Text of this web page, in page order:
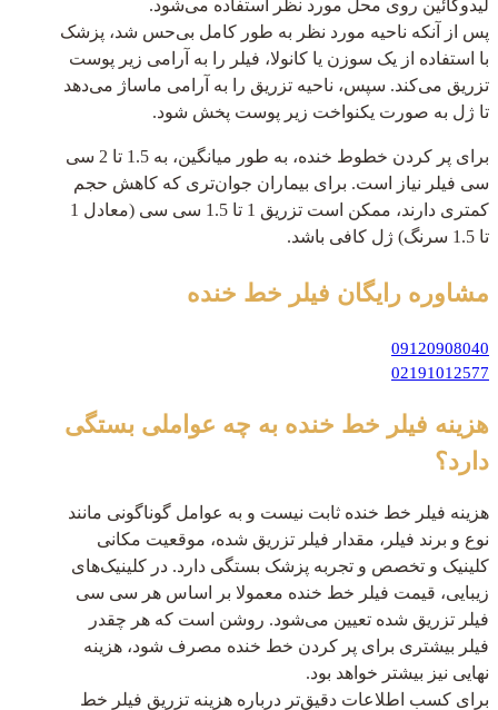
لیدوکائین روی محل مورد نظر استفاده می‌شود.
پس از آنکه ناحیه مورد نظر به طور کامل بی‌حس شد، پزشک
با استفاده از یک سوزن یا کانولا، فیلر را به آرامی زیر پوست
تزریق می‌کند. سپس، ناحیه تزریق را به آرامی ماساژ می‌دهد
تا ژل به صورت یکنواخت زیر پوست پخش شود.
برای پر کردن خطوط خنده، به طور میانگین، به 1.5 تا 2 سی
سی فیلر نیاز است. برای بیماران جوان‌تری که کاهش حجم
کمتری دارند، ممکن است تزریق 1 تا 1.5 سی سی (معادل 1
تا 1.5 سرنگ) ژل کافی باشد.
مشاوره رایگان فیلر خط خنده
09120908040
02191012577
هزینه فیلر خط خنده به چه عواملی بستگی
دارد؟
هزینه فیلر خط خنده ثابت نیست و به عوامل گوناگونی مانند
نوع و برند فیلر، مقدار فیلر تزریق شده، موقعیت مکانی
کلینیک و تخصص و تجربه پزشک بستگی دارد. در کلینیک‌های
زیبایی، قیمت فیلر خط خنده معمولا بر اساس هر سی سی
فیلر تزریق شده تعیین می‌شود. روشن است که هر چقدر
فیلر بیشتری برای پر کردن خط خنده مصرف شود، هزینه
نهایی نیز بیشتر خواهد بود.
برای کسب اطلاعات دقیق‌تر درباره هزینه تزریق فیلر خط